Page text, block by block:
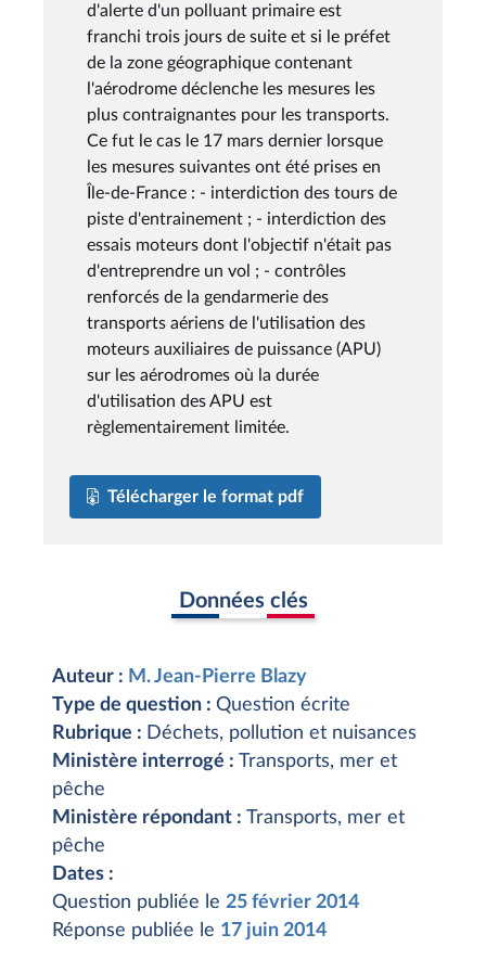
d'alerte d'un polluant primaire est
franchi trois jours de suite et si le préfet
de la zone géographique contenant
l'aérodrome déclenche les mesures les
plus contraignantes pour les transports.
Ce fut le cas le 17 mars dernier lorsque
les mesures suivantes ont été prises en
Île-de-France : - interdiction des tours de
piste d'entrainement ; - interdiction des
essais moteurs dont l'objectif n'était pas
d'entreprendre un vol ; - contrôles
renforcés de la gendarmerie des
transports aériens de l'utilisation des
moteurs auxiliaires de puissance (APU)
sur les aérodromes où la durée
d'utilisation des APU est
règlementairement limitée.
Télécharger le format pdf
Données clés
Auteur : M. Jean-Pierre Blazy
Type de question : Question écrite
Rubrique : Déchets, pollution et nuisances
Ministère interrogé : Transports, mer et
pêche
Ministère répondant : Transports, mer et
pêche
Dates :
Question publiée le 25 février 2014
Réponse publiée le 17 juin 2014